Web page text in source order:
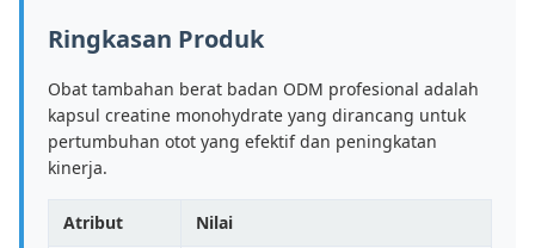
Ringkasan Produk
Obat tambahan berat badan ODM profesional adalah
kapsul creatine monohydrate yang dirancang untuk
pertumbuhan otot yang efektif dan peningkatan
kinerja.
Atribut Nilai